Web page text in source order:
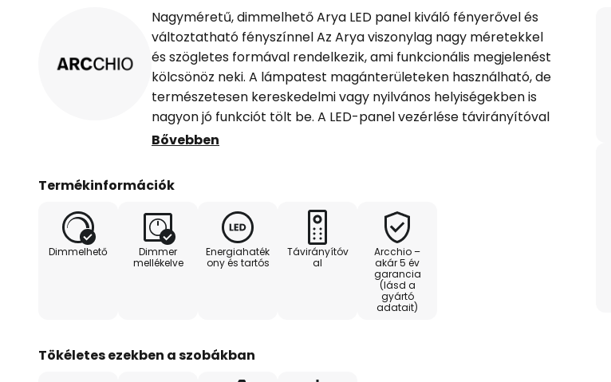
Nagyméretű, dimmelhető Arya LED panel kiváló fényerővel és
változtatható fényszínnel Az Arya viszonylag nagy méretekkel
és szögletes formával rendelkezik, ami funkcionális megjelenést
kölcsönöz neki. A lámpatest magánterületeken használható, de
természetesen kereskedelmi vagy nyilvános helyiségekben is
nagyon jó funkciót tölt be. A LED-panel vezérlése távirányítóval
történik, amely a szállítási terjedelem részét képezi.
fehér/napfény) és a fényerő is beállítható. Az éjszakai fény
alapfényerőt eredményez - kiváló minőségű, csavarmentes
gyorscsatlakozóval (tartós, biztonságos és szerszámmentes
rugós mechanizmus)
Bővebben
Termékinformációk
Dimmelhető
Dimmer
mellékelve
Energiahaték
ony és tartós
Távirányítóv
al
Arcchio –
akár 5 év
garancia
(lásd a
gyártó
adatait)
Tökéletes ezekben a szobákban